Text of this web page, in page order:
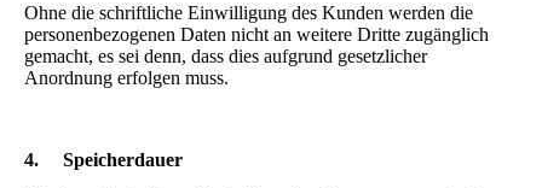
Ohne die schriftliche Einwilligung des Kunden werden die
personenbezogenen Daten nicht an weitere Dritte zugänglich
gemacht, es sei denn, dass dies aufgrund gesetzlicher
Anordnung erfolgen muss.
4. Speicherdauer